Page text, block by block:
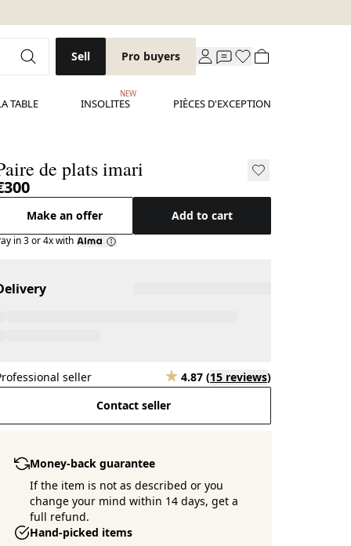
Sell Pro buyers
TABLE INSOLITES
NEW
PIÈCES D'EXCEPTION
de plats imari
Make an offer Add to cart
in 3 or 4x with
seller 4.87 (15 reviews)
Contact seller
Money-back guarantee
If the item is not as described or you
change your mind within 14 days, get a
full refund.
Hand-picked items